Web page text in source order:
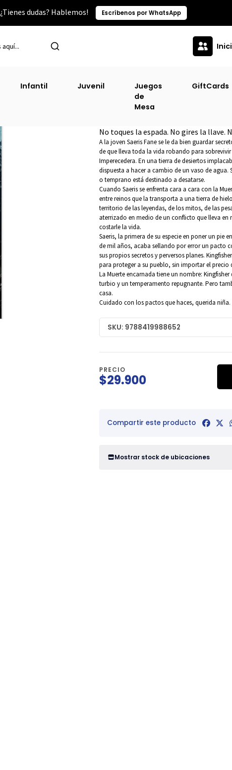
¿Tienes dudas? Hablemos! Escríbenos por WhatsApp
Infantil Juvenil
Juegos
de
Mesa
GiftCards
Quicksilver - Saga
No toques la espada. No gires la llave.
A la joven Saeris Fane se le da bien guardar
de que lleva toda la vida robando para
Imperecedera. En una tierra de desiertos
dispuesta a hacer a cambio de un vaso de
o temprano está destinado a desatarse.
Cuando Saeris se enfrenta cara a cara con la
entre reinos que la transporta a una tierra de
territorio de las leyendas, de los mitos, de las
aterrizado en medio de un conflicto que lleva
costarle la vida.
Saeris, la primera de su especie en poner un pie
de mil años, acaba sellando por error un pacto
sus propios secretos y perversos planes.
para proteger a su pueblo, sin importar el
La Muerte encarnada tiene un nombre:
turbio y un temperamento repugnante. Pero
casa.
Cuidado con los pactos que haces, querida niña.
SKU: 9788419988652
PRECIO
$29.900
Compartir este producto
Mostrar stock de ubicaciones